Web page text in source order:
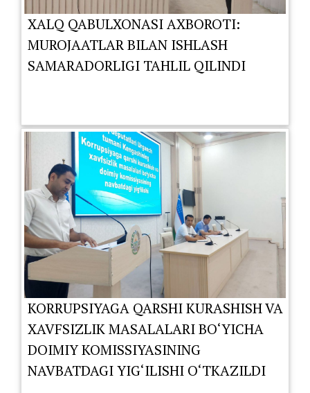
XALQ QABULXONASI AXBOROTI:
MUROJAATLAR BILAN ISHLASH
SAMARADORLIGI TAHLIL QILINDI
KORRUPSIYAGA QARSHI KURASHISH VA
XAVFSIZLIK MASALALARI BO‘YICHA
DOIMIY KOMISSIYASINING
NAVBATDAGI YIG‘ILISHI O‘TKAZILDI